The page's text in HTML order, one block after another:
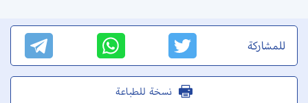
للمشاركة
نسخة للطباعة